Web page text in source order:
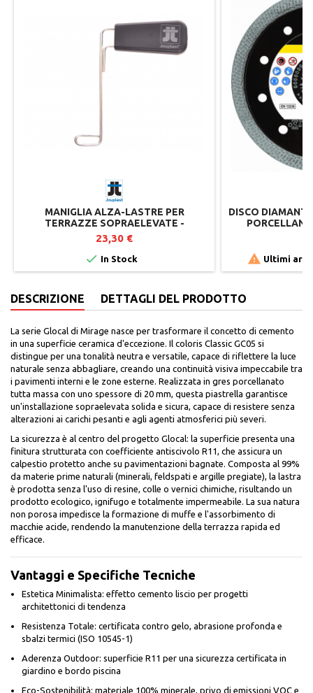
MANIGLIA ALZA-LASTRE PER
TERRAZZE SOPRAELEVATE -
JOUPLAST
23,30 €
 In Stock
DISCO
 Ultimi
DESCRIZIONE DETTAGLI DEL PRODOTTO
La serie Glocal di Mirage nasce per trasformare il concetto di cemento
in una superficie ceramica d'eccezione. Il coloris Classic GC05 si
distingue per una tonalità neutra e versatile, capace di riflettere la luce
naturale senza abbagliare, creando una continuità visiva impeccabile tra
i pavimenti interni e le zone esterne. Realizzata in gres porcellanato
tutta massa con uno spessore di 20 mm, questa piastrella garantisce
un'installazione sopraelevata solida e sicura, capace di resistere senza
alterazioni ai carichi pesanti e agli agenti atmosferici più severi.
La sicurezza è al centro del progetto Glocal: la superficie presenta una
finitura strutturata con coefficiente antiscivolo R11, che assicura un
calpestio protetto anche su pavimentazioni bagnate. Composta al 99%
da materie prime naturali (minerali, feldspati e argille pregiate), la lastra
è prodotta senza l'uso di resine, colle o vernici chimiche, risultando un
prodotto ecologico, ignifugo e totalmente impermeabile. La sua natura
non porosa impedisce la formazione di muffe e l'assorbimento di
macchie acide, rendendo la manutenzione della terrazza rapida ed
efficace.
Vantaggi e Specifiche Tecniche
Estetica Minimalista: effetto cemento liscio per progetti
architettonici di tendenza
Resistenza Totale: certificata contro gelo, abrasione profonda e
sbalzi termici (ISO 10545-1)
Aderenza Outdoor: superficie R11 per una sicurezza certificata in
giardino e bordo piscina
Eco-Sostenibilità: materiale 100% minerale, privo di emissioni VOC e